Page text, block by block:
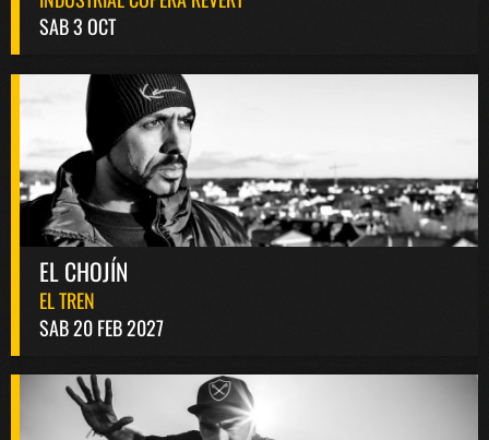
SAB 3 OCT
EL CHOJÍN
EL TREN
SAB 20 FEB 2027